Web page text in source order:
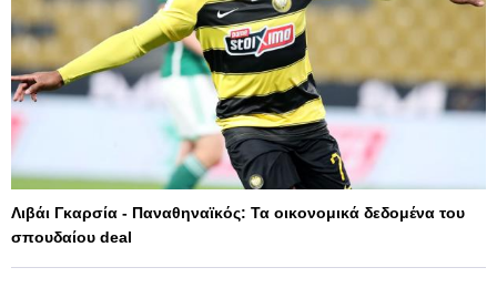
Λιβάι Γκαρσία - Παναθηναϊκός: Τα οικονομικά δεδομένα του
σπουδαίου deal